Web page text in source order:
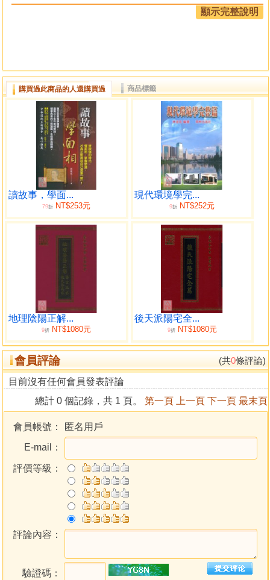
本書的故事，講的就是被譽為「地仙」的風水師林青龍
和弟子蔡之元受邀從大陸來到臺灣，是如何一路追蹤、觀摩
不知、無所不能。
而在尋龍脈期間所發生的一系列故事，更是曲折離奇，
有料、有趣。
不僅如此，作者還精確繪製了大量的風水巒頭圖，並實
地拍攝了一系列實景圖，並搭配毛澤東、鄧小平、朱德、馬
英九、連戰等名人的祖塋和祖宅的風水格局說明，將精深的
風水之學以簡單的圖表生動表達，讓風水學變得更容易。
風水關乎人生禍福，我們不妨泡一杯茶，打開這本書，
在故事裡學習尋龍點穴的妙法，堪破名川大山背後的玄機！
編輯序 學風水尋吉地，就讀這本書
「風水」一詞源於晉代郭璞所著的《葬經》。書中所
云：「氣乘風則散，界水則止，古人聚之使不散，行之使有
止，故謂之風水」，即與地脈、地形有關的「生氣」。
「生氣」循環不止、生生不息，它是環境中一切有利於
生命成長的要素總和，可以有效地改變環境，影響人的精神
面貌。
「生氣」有一個特點，就是遇到風就會擴散，遇到水就
會停止。所以，古人就發明出一系列讓「生氣」彙聚而不擴
散、運行而不停止的方法，這就是風水學。
簡而言之，藏風、得水、聚氣，就成為了風水師調理風
水的重點。
那麼，「生氣」從何而來呢？
古人認為，「生氣」來自於大地，大地是有生命的，而
且和人類一樣有經絡穴位。這些經絡就是「生氣」行走的路
線，「穴位」就是生氣聚集的處所。
一些真正的風水大師，為了得到大地的「生氣」，便千
方百計地尋找「生氣」聚集的處所，也就是尋找大地能量脈
絡之節點—龍脈之穴位，用大地的能量來加持負有天命之
人，助其功成名就、澤被後世。
所以說，尋龍點穴是找到「生氣」的必經之路。
風水學把起伏的山脈稱為龍脈。
昆崙山是天下龍脈的根源。
中國有三大幹龍，以長江和黃河為界，長江以南的幹龍
顯示完整說明
購買過此商品的人還購買過 商品標籤
讀故事，學面...
79折 NT$253元
現代環境學完...
9折 NT$252元
地理陰陽正解...
9折 NT$1080元
後天派陽宅全...
9折NT$1080元
會員評論 (共0條評論)
目前沒有任何會員發表評論
總計 0 個記錄，共 1 頁。 第一頁 上一頁 下一頁 最末頁
會員帳號：
匿名用戶
E-mail：
評價等級：
評論內容：
驗證碼：